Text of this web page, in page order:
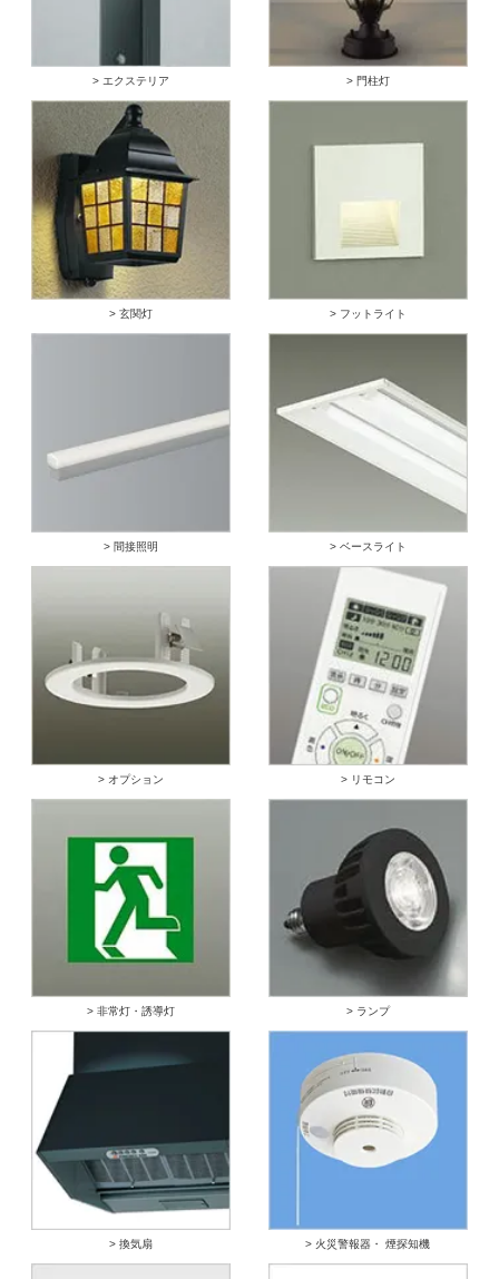
> エクステリア > 門柱灯
> 玄関灯 > フットライト
> 間接照明 > ベースライト
> オプション > リモコン
> 非常灯・誘導灯 > ランプ
> 換気扇 > 火災警報器・ 煙探知機